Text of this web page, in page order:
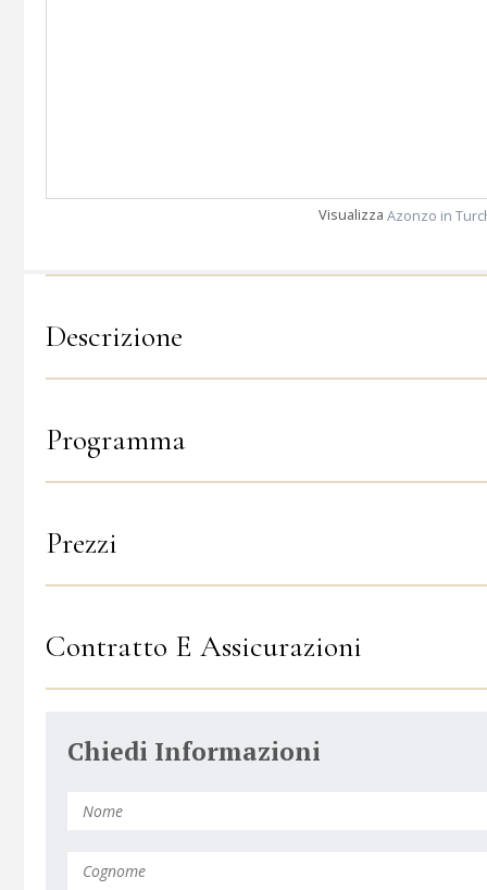
Visualizza Azonzo in
Descrizione
Programma
Prezzi
Contratto E Assicurazioni
Chiedi Informazioni